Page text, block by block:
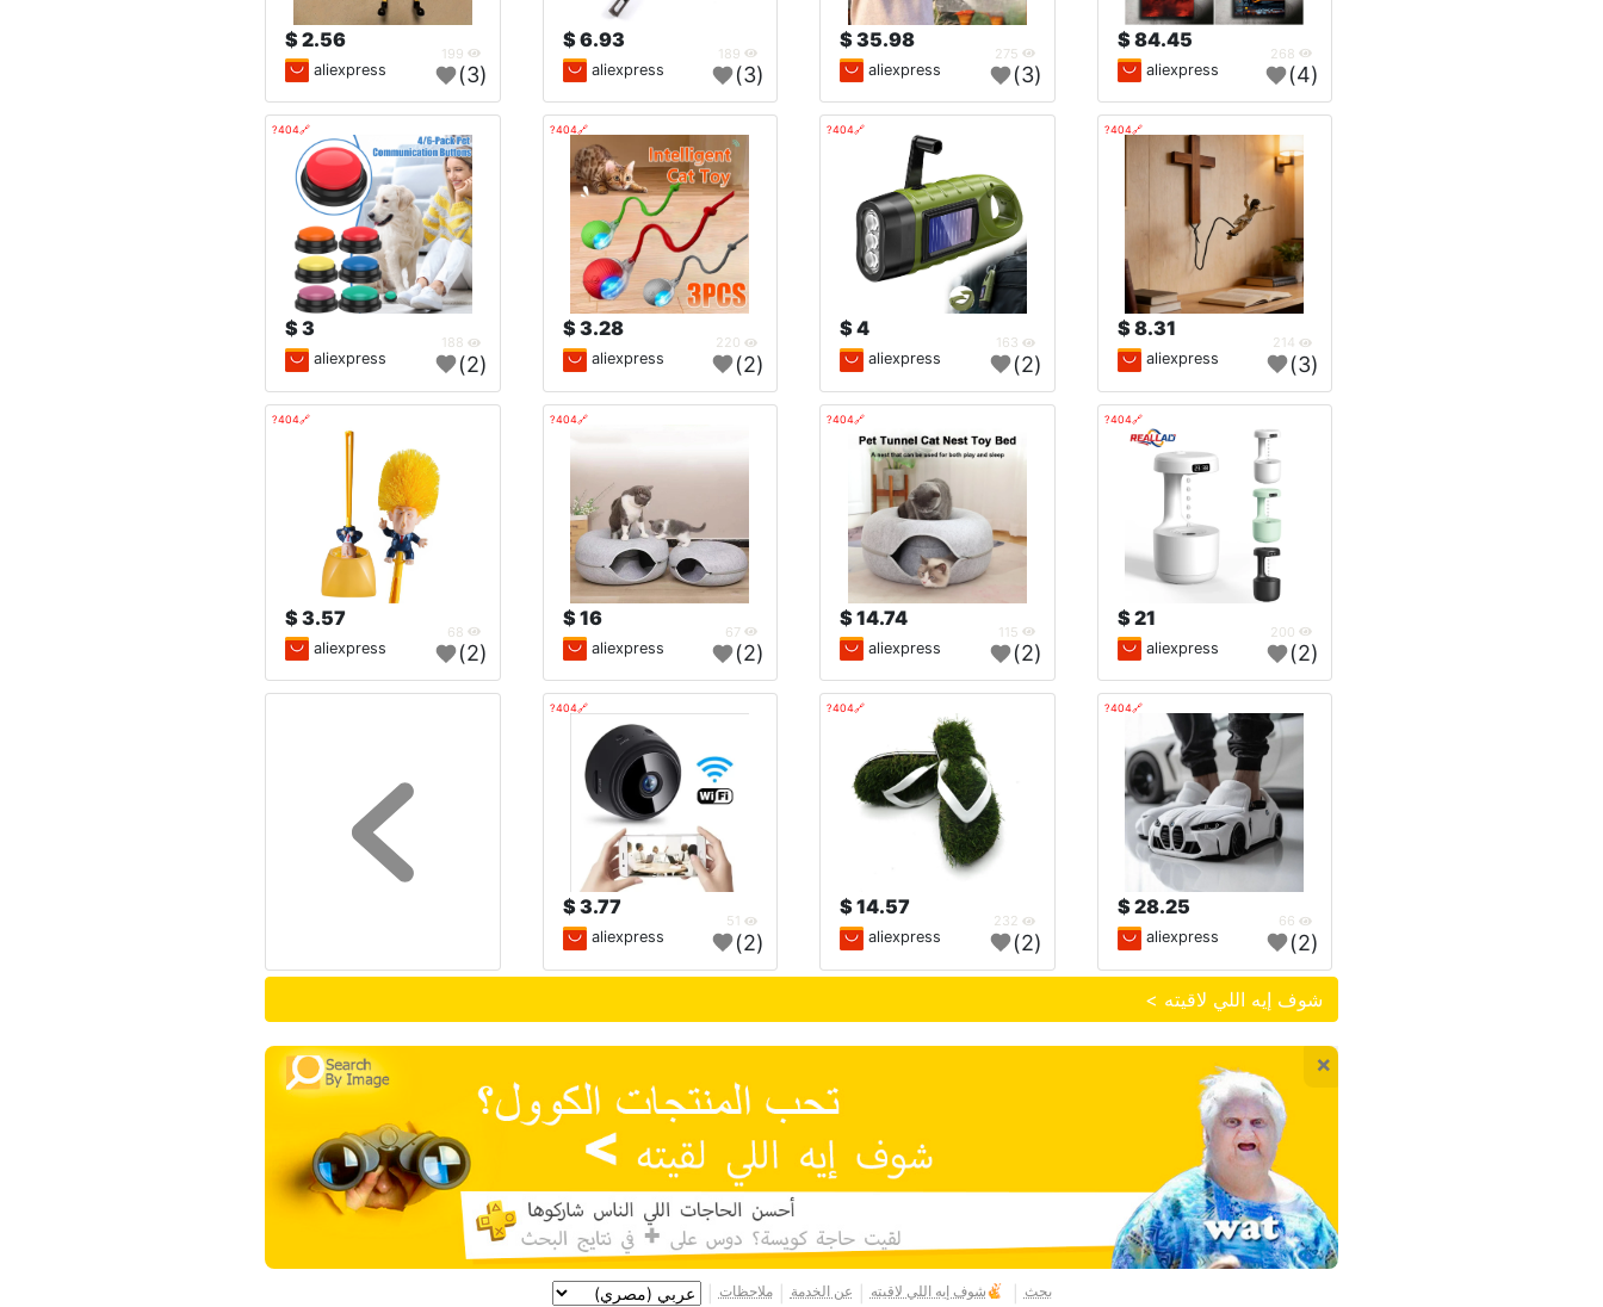
84.45 $
aliexpress (4)
35.98 $
aliexpress (3)
6.93 $
aliexpress (3)
2.56 $
aliexpress (3)
🔗404?
8.31 $
aliexpress (3)
🔗404?
4 $
aliexpress (2)
🔗404?
3.28 $
aliexpress (2)
🔗404?
3 $
aliexpress (2)
🔗404?
21 $
aliexpress (2)
🔗404?
14.74 $
aliexpress (2)
🔗404?
16 $
aliexpress (2)
🔗404?
3.57 $
aliexpress (2)
🔗404?
28.25 $
aliexpress (2)
🔗404?
14.57 $
aliexpress (2)
🔗404?
3.77 $
aliexpress (2)
شوف إيه اللي لاقيته >
×
بحث شوف إيه اللي لاقيته عن الخدمة ملاحظات